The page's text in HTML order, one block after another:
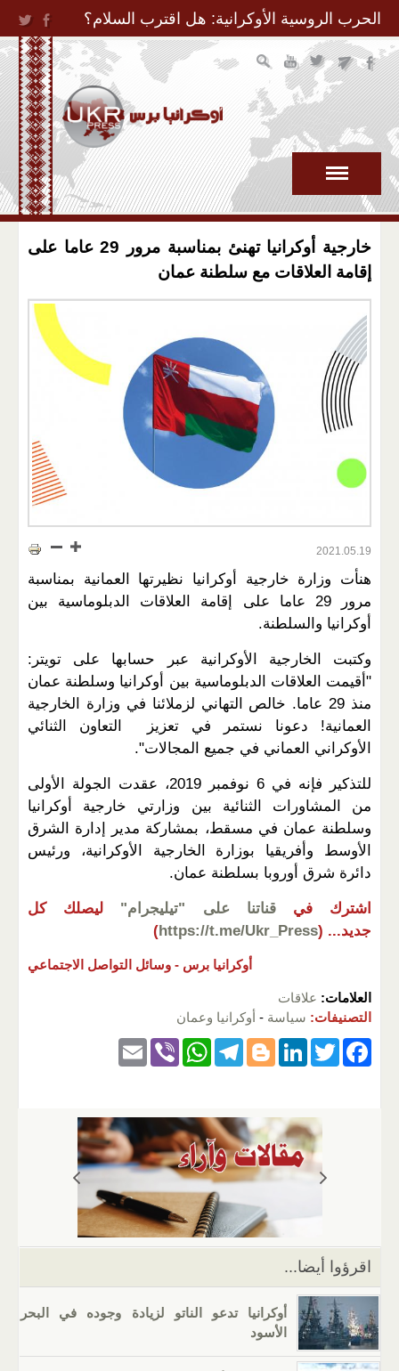
Jump to Navigation
الحرب الروسية الأوكرانية: هل اقترب السلام؟
خارجية أوكرانيا تهنئ بمناسبة مرور 29 عاما على
إقامة العلاقات مع سلطنة عمان
2021.05.19
هنأت وزارة خارجية أوكرانيا نظيرتها العمانية بمناسبة
مرور 29 عاما على إقامة العلاقات الدبلوماسية بين
أوكرانيا والسلطنة.
وكتبت الخارجية الأوكرانية عبر حسابها على تويتر:
"أقيمت العلاقات الدبلوماسية بين أوكرانيا وسلطنة عمان
منذ 29 عاما. خالص التهاني لزملائنا في وزارة الخارجية
العمانية! دعونا نستمر في تعزيز التعاون الثنائي
الأوكراني العماني في جميع المجالات".
للتذكير فإنه في 6 نوفمبر 2019، عقدت الجولة الأولى
من المشاورات الثنائية بين وزارتي خارجية أوكرانيا
وسلطنة عمان في مسقط، بمشاركة مدير إدارة الشرق
الأوسط وأفريقيا بوزارة الخارجية الأوكرانية، ورئيس
دائرة شرق أوروبا بسلطنة عمان.
اشترك في قناتنا على "تيليجرام"
ليصلك كل
جديد... (
https://t.me/Ukr_Press
)
أوكرانيا برس - وسائل التواصل الاجتماعي
العلامات: علاقات
التصنيفات: سياسة - أوكرانيا وعمان
F
k
T
er
Li
e
dI
Bl
g
er
T
gr
a
m
W
s
A
p
p
Vi
اقرؤوا أيضا...
أوكرانيا تدعو الناتو لزيادة وجوده في البحر
الأسود